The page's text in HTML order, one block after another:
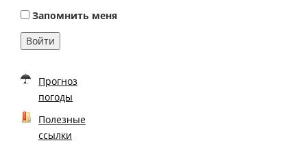
Запомнить меня
Войти
Прогноз
погоды
Полезные
ссылки